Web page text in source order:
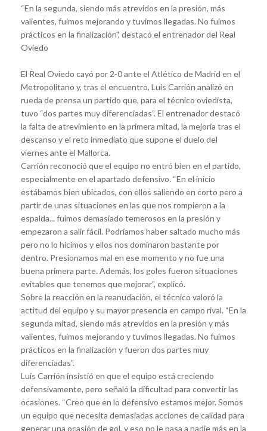
“En la segunda, siendo más atrevidos en la presión, más
valientes, fuimos mejorando y tuvimos llegadas. No fuimos
prácticos en la finalización", destacó el entrenador del Real
Oviedo
El Real Oviedo cayó por 2-0 ante el Atlético de Madrid en el
Metropolitano y, tras el encuentro, Luis Carrión analizó en
rueda de prensa un partido que, para el técnico oviedista,
tuvo “dos partes muy diferenciadas”. El entrenador destacó
la falta de atrevimiento en la primera mitad, la mejoría tras el
descanso y el reto inmediato que supone el duelo del
viernes ante el Mallorca.
Carrión reconoció que el equipo no entró bien en el partido,
especialmente en el apartado defensivo. “En el inicio
estábamos bien ubicados, con ellos saliendo en corto pero a
partir de unas situaciones en las que nos rompieron a la
espalda... fuimos demasiado temerosos en la presión y
empezaron a salir fácil. Podríamos haber saltado mucho más
pero no lo hicimos y ellos nos dominaron bastante por
dentro. Presionamos mal en ese momento y no fue una
buena primera parte. Además, los goles fueron situaciones
evitables que tenemos que mejorar”, explicó.
Sobre la reacción en la reanudación, el técnico valoró la
actitud del equipo y su mayor presencia en campo rival. “En la
segunda mitad, siendo más atrevidos en la presión y más
valientes, fuimos mejorando y tuvimos llegadas. No fuimos
prácticos en la finalización y fueron dos partes muy
diferenciadas”.
Luis Carrión insistió en que el equipo está creciendo
defensivamente, pero señaló la dificultad para convertir las
ocasiones. “Creo que en lo defensivo estamos mejor. Somos
un equipo que necesita demasiadas acciones de calidad para
generar una ocasión de gol, y eso no le pasa a nadie más en la